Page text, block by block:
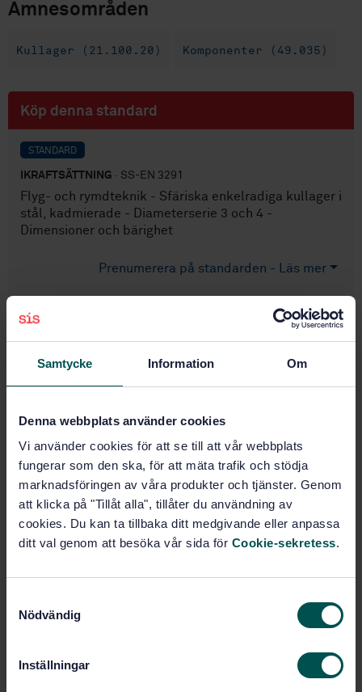
Samtycke Information Om
Denna webbplats använder cookies
Vi använder cookies för att se till att vår webbplats
fungerar som den ska, för att mäta trafik och stödja
marknadsföringen av våra produkter och tjänster. Genom
att klicka på "Tillåt alla", tillåter du användning av
cookies. Du kan ta tillbaka ditt medgivande eller anpassa
ditt val genom att besöka vår sida för Cookie-sekretess.
Nödvändig
Inställningar
Ämnesområden
Kullager (21.100.20) Komponenter (49.035)
Köp denna standard
STANDARD
IKRAFTSÄTTNING · SS-EN 3291
Flyg- och rymdteknik - Sfäriska enkelradiga kullager i
stål, kadmierade - Diameterserie 3 och 4 -
Dimensioner och bärighet
Prenumerera på standarden - Läs mer
Lägg i varukorgen
Fler alternativ
Språk: Engelska Svenska
Framtagen av:Svenska institutet för
standarder
Internationell titel: Aerospace series -
Bearings, airframe rolling - Single row
Fastställd: